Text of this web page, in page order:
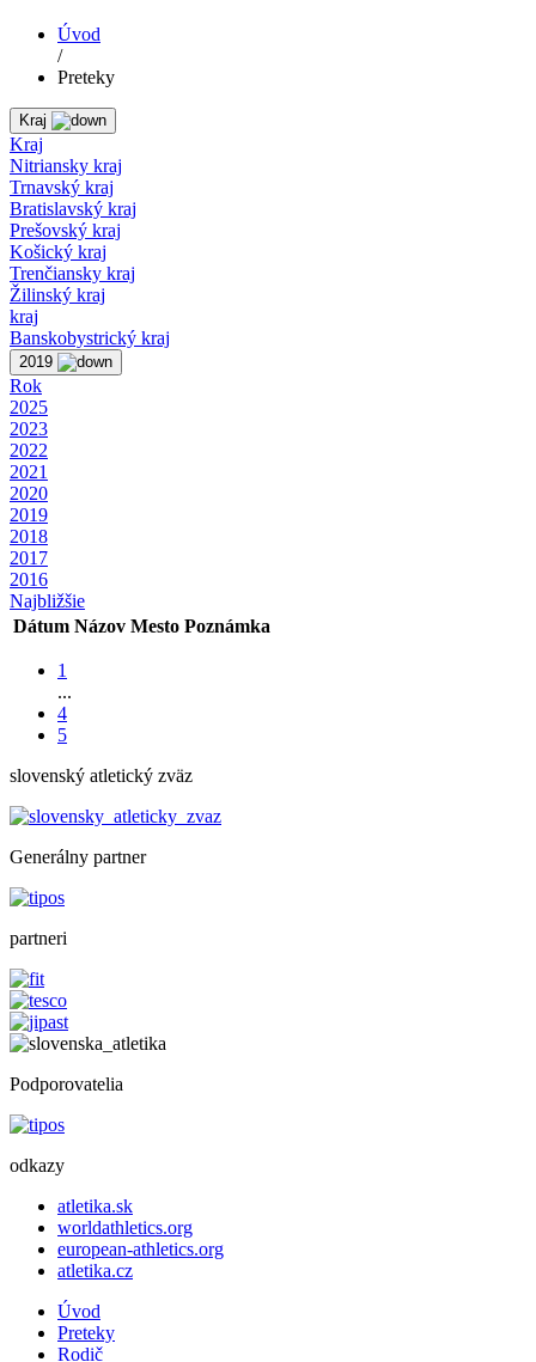
Úvod
/
Preteky
Kraj
Kraj
Nitriansky kraj
Trnavský kraj
Bratislavský kraj
Prešovský kraj
Košický kraj
Trenčiansky kraj
Žilinský kraj
kraj
Banskobystrický kraj
2019
Rok
2025
2023
2022
2021
2020
2019
2018
2017
2016
Najbližšie
Dátum Názov Mesto Poznámka
1
...
4
5
slovenský atletický zväz
Generálny partner
partneri
Podporovatelia
odkazy
atletika.sk
worldathletics.org
european-athletics.org
atletika.cz
Úvod
Preteky
Rodič